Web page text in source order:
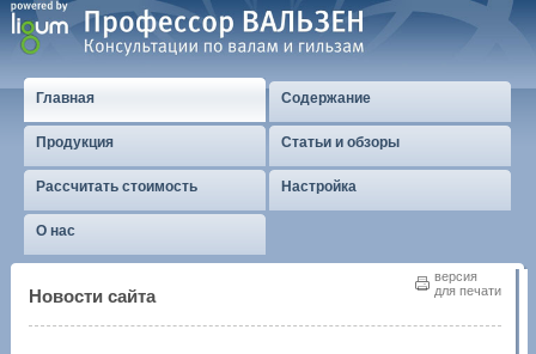
Главная Содержание
Продукция Статьи и обзоры
Рассчитать стоимость Настройка
О нас
версия
для печати
Новости сайта